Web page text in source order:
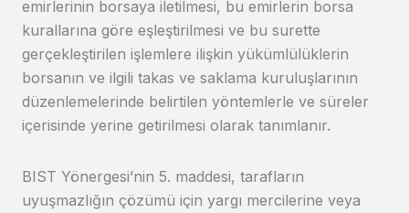
emirlerinin borsaya iletilmesi, bu emirlerin borsa
kurallarına göre eşleştirilmesi ve bu surette
gerçekleştirilen işlemlere ilişkin yükümlülüklerin
borsanın ve ilgili takas ve saklama kuruluşlarının
düzenlemelerinde belirtilen yöntemlerle ve süreler
içerisinde yerine getirilmesi olarak tanımlanır.
BIST Yönergesi’nin 5. maddesi, tarafların
uyuşmazlığın çözümü için yargı mercilerine veya